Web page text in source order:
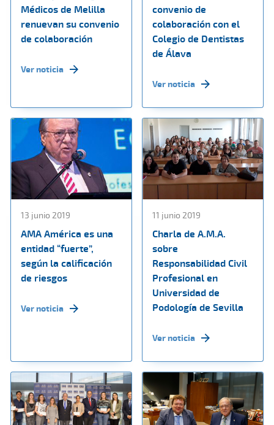
Médicos de Melilla
renuevan su convenio
de colaboración
Ver noticia
convenio de
colaboración con el
Colegio de Dentistas
de Álava
Ver noticia
13 junio 2019
AMA América es una
entidad “fuerte”,
según la calificación
de riesgos
Ver noticia
11 junio 2019
Charla de A.M.A.
sobre
Responsabilidad Civil
Profesional en
Universidad de
Podología de Sevilla
Ver noticia